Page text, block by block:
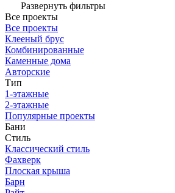
Развернуть фильтры
Все проекты
Все проекты
Клееный брус
Комбинированные
Каменные дома
Авторские
Тип
1-этажные
2-этажные
Популярные проекты
Бани
Стиль
Классический стиль
Фахверк
Плоская крыша
Барн